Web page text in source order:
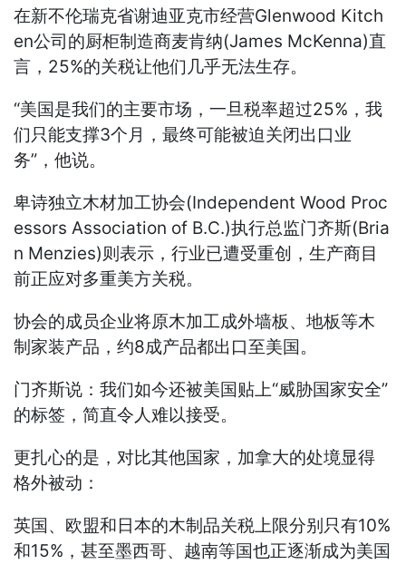
在新不伦瑞克省谢迪亚克市经营Glenwood Kitch
en公司的厨柜制造商麦肯纳(James McKenna)直
言，25%的关税让他们几乎无法生存。
“美国是我们的主要市场，一旦税率超过25%，我
们只能支撑3个月，最终可能被迫关闭出口业
务”，他说。
卑诗独立木材加工协会(Independent Wood Proc
essors Association of B.C.)执行总监门齐斯(Bria
n Menzies)则表示，行业已遭受重创，生产商目
前正应对多重美方关税。
协会的成员企业将原木加工成外墙板、地板等木
制家装产品，约8成产品都出口至美国。
门齐斯说：我们如今还被美国贴上“威胁国家安全”
的标签，简直令人难以接受。
更扎心的是，对比其他国家，加拿大的处境显得
格外被动：
英国、欧盟和日本的木制品关税上限分别只有10%
和15%，甚至墨西哥、越南等国也正逐渐成为美国